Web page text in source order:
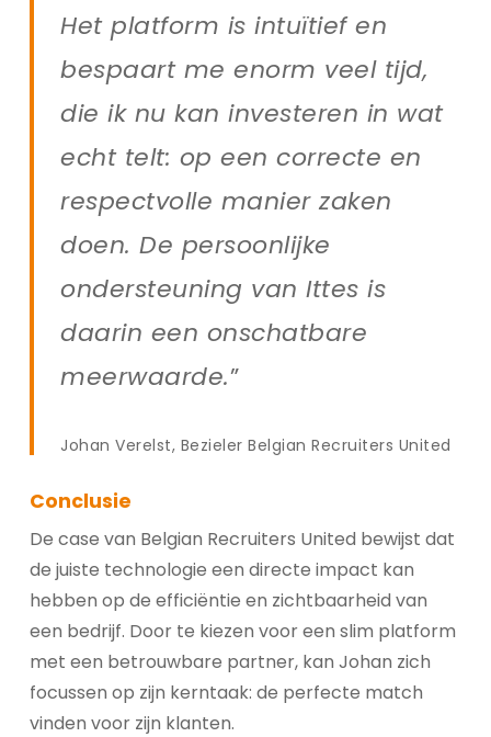
Het platform is intuïtief en
bespaart me enorm veel tijd,
die ik nu kan investeren in wat
echt telt: op een correcte en
respectvolle manier zaken
doen. De persoonlijke
ondersteuning van Ittes is
daarin een onschatbare
meerwaarde.”
Johan Verelst, Bezieler Belgian Recruiters United
Conclusie
De case van Belgian Recruiters United bewijst dat
de juiste technologie een directe impact kan
hebben op de efficiëntie en zichtbaarheid van
een bedrijf. Door te kiezen voor een slim platform
met een betrouwbare partner, kan Johan zich
focussen op zijn kerntaak: de perfecte match
vinden voor zijn klanten.